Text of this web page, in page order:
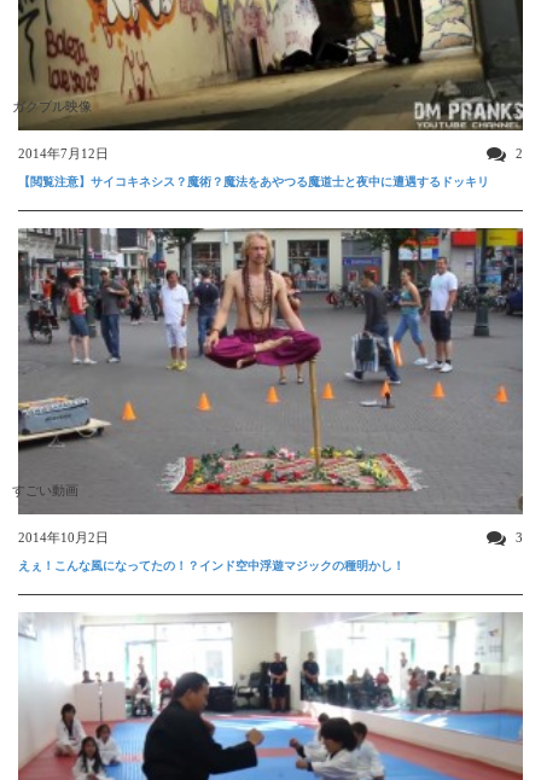
ガクブル映像
2014年7月12日 2
【閲覧注意】サイコキネシス？魔術？魔法をあやつる魔道士と夜中に遭遇するドッキリ
すごい動画
2014年10月2日 3
えぇ！こんな風になってたの！？インド空中浮遊マジックの種明かし！